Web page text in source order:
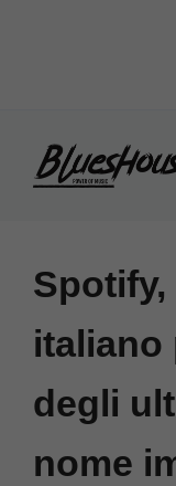
italiano
degli
nome